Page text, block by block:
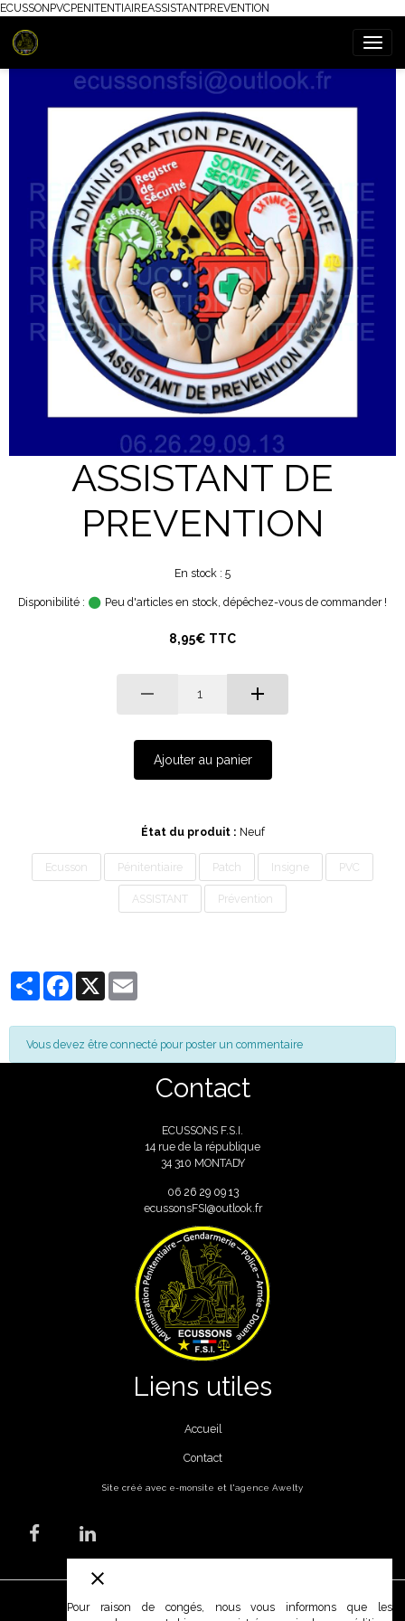
ECUSSONPVCPENITENTIAIREASSISTANTPREVENTION
ASSISTANT DE
PREVENTION
En stock : 5
Disponibilité : Peu d'articles en stock, dépêchez-vous de commander !
8,95€ TTC
Ajouter au panier
État du produit : Neuf
Ecusson Pénitentiaire Patch Insigne PVC
ASSISTANT Prévention
PartagerFacebook
X
Vous devez être connecté pour poster un commentaire
Contact
ECUSSONS F.S.I.
14 rue de la république
34 310 MONTADY
06 26 29 09 13
ecussonsFSI@outlook.fr
Liens utiles
Accueil
Contact
Site créé avec e-monsite et l'agence Awelty
Mentions légales
Pour raison de congés, nous vous informons que les